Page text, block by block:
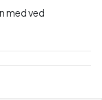
med ved